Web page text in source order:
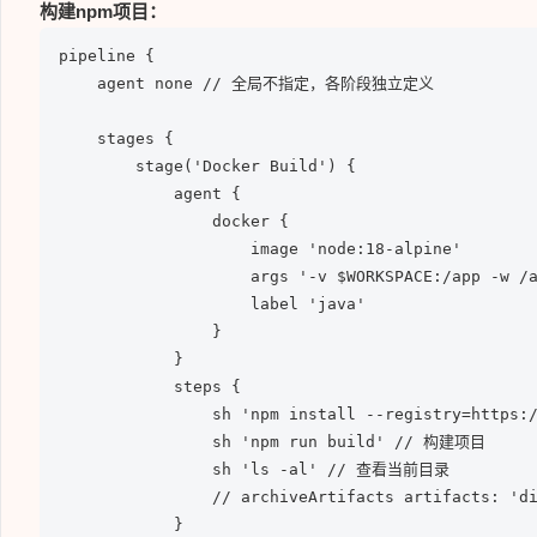
构建npm项目：
pipeline {
agent none // 全局不指定，各阶段独立定义
stages {
stage('Docker Build') {
agent {
docker {
image 'node:18-alpine'        // 使
args '-v $WORKSPACE:/app -w /app'
label 'java'
}
}
steps {
sh 'npm install --registry=https://
sh 'npm run build' // 构建项目
sh 'ls -al' // 查看当前目录
// archiveArtifacts artifacts: 'dist/**' //
}